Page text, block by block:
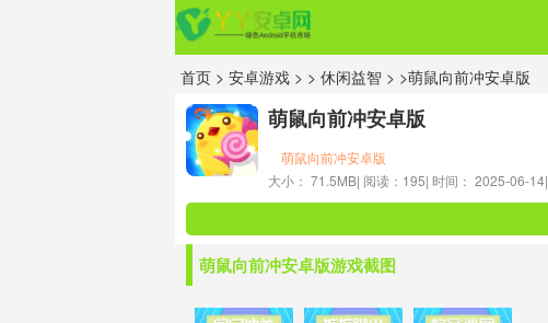
首页 > 安卓游戏 > > 休闲益智 > >萌鼠向前冲安卓版
萌鼠向前冲安卓版
萌鼠向前冲安卓版
大小： 71.5MB| 阅读：195| 时间： 2025-06-14|
萌鼠向前冲安卓版游戏截图